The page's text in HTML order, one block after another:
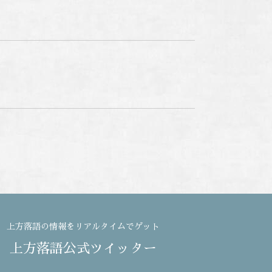
上方落語の情報をリアルタイムでゲット
上方落語公式ツイッター